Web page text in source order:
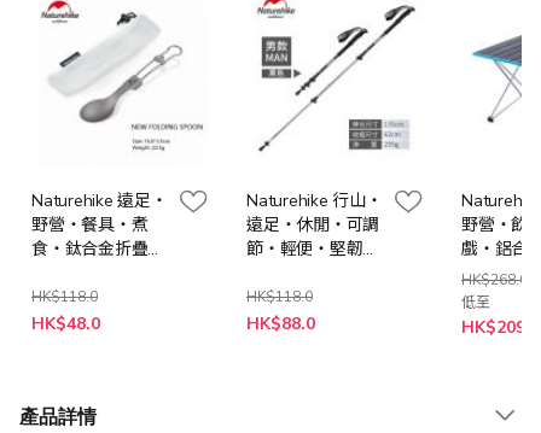
Naturehike 遠足‧
野營‧餐具‧煮
食‧鈦合金折疊餐
HK$118.0
特
HK$48.0
Naturehike 行山‧
遠足‧休閒‧可調
節‧輕便‧堅韌‧
外鎖登山杖附杖尖
保護套 - 黑色 (可
HK$118.0
特
HK$88.0
野營‧飲
戲‧鋁合
台- 灰色
HK$268.0
低至
HK$209.0
產品詳情